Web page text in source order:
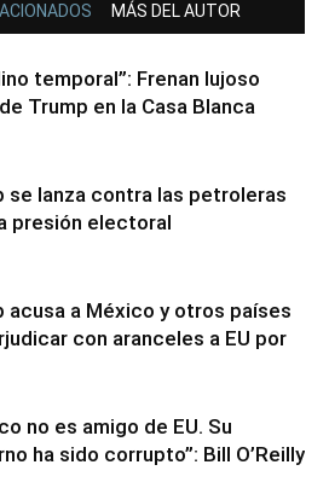
MÁS DEL AUTOR
temporal”: Frenan lujoso
Trump en la Casa Blanca
se lanza contra las petroleras
presión electoral
acusa a México y otros países
con aranceles a EU por
no es amigo de EU. Su
ha sido corrupto”: Bill O’Reilly